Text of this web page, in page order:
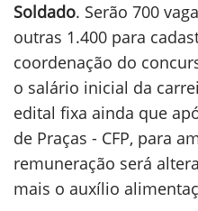
Soldado. Serão 700
outras 1.400 para
coordenação do
o salário inicial da
edital fixa ainda que
de Praças - CFP, para
remuneração será
mais o auxílio